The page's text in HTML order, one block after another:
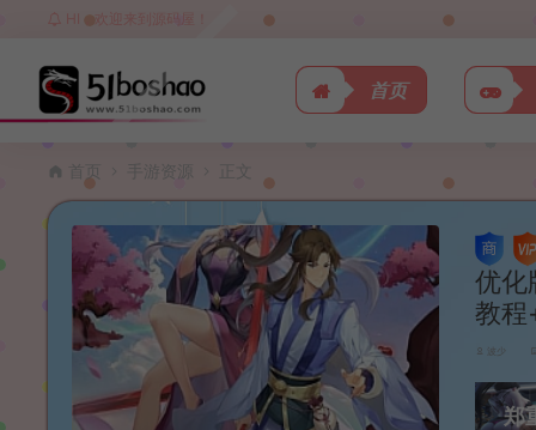
HI，欢迎来到源码屋！
首页
首页 手游资源 正文
优化
教程
波少
郑